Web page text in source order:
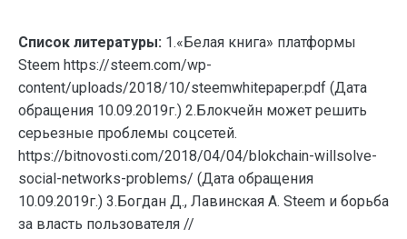
Список литературы: 1.«Белая книга» платформы
Steem https://steem.com/wp-
content/uploads/2018/10/steemwhitepaper.pdf (Дата
обращения 10.09.2019г.) 2.Блокчейн может решить
серьезные проблемы соцсетей.
https://bitnovosti.com/2018/04/04/blokchain-willsolve-
social-networks-problems/ (Дата обращения
10.09.2019г.) 3.Богдан Д., Лавинская А. Steem и борьба
за власть пользователя //